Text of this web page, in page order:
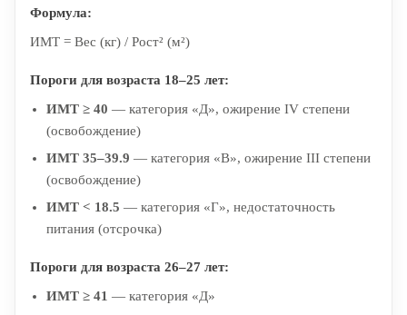
Формула:
ИМТ = Вес (кг) / Рост² (м²)
Пороги для возраста 18–25 лет:
ИМТ ≥ 40 — категория «Д», ожирение IV степени
(освобождение)
ИМТ 35–39.9 — категория «В», ожирение III степени
(освобождение)
ИМТ < 18.5 — категория «Г», недостаточность
питания (отсрочка)
Пороги для возраста 26–27 лет:
ИМТ ≥ 41 — категория «Д»